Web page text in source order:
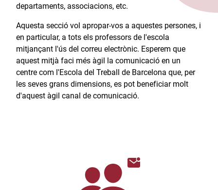
departaments, associacions, etc.​
Aquesta secció vol apropar-vos a aquestes persones, i
en particular, a tots els professors de l'escola
mitjançant l'ús del correu electrònic. Esperem que
aquest mitjà faci més àgil la comunicació en un
centre com l'Escola del Treball de Barcelona que, per
les seves grans dimensions, es pot beneficiar molt
d'aquest àgil canal de comunicació.​